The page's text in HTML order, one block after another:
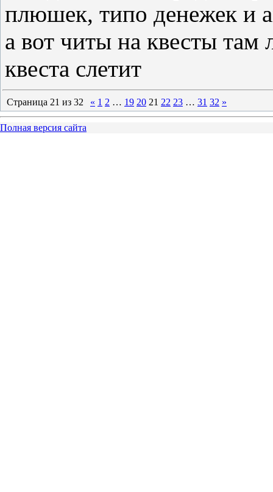
плюшек, типо денежек и
а вот читы на квесты
квеста слетит
Страница 21 из 32 « 1 2 … 19 20 21 22 23 … 31 32 »
Полная версия сайта